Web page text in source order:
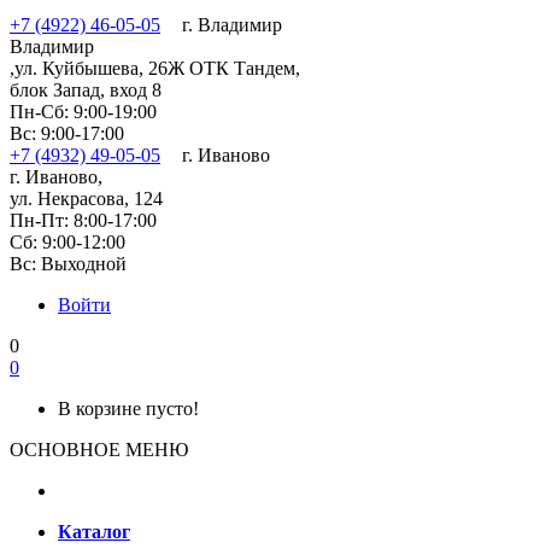
+7 (4922) 46-05-05
г. Владимир
Владимир
,ул. Куйбышева, 26Ж ОТК Тандем,
блок Запад, вход 8
Пн-Сб: 9:00-19:00
Вс: 9:00-17:00
+7 (4932) 49-05-05
г. Иваново
г. Иваново,
ул. Некрасова, 124
Пн-Пт: 8:00-17:00
Сб: 9:00-12:00
Вс: Выходной
Войти
0
0
В корзине пусто!
ОСНОВНОЕ МЕНЮ
Каталог